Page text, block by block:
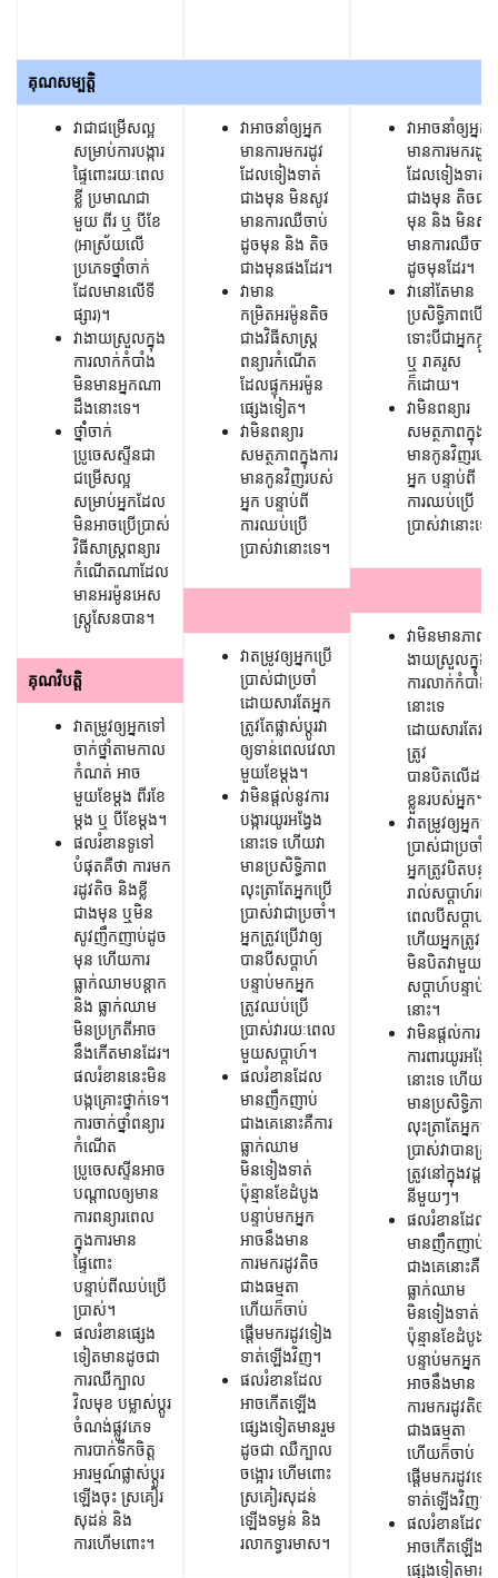
គុណសម្បត្តិ
វាជាជម្រើសល្អ
សម្រាប់ការបង្ការ
ផ្ទៃពោះរយៈពេល
ខ្លី ប្រមាណជា
មួយ ពីរ ឬ បីខែ
(អាស្រ័យលើ
ប្រភេទថ្នាំចាក់
ដែលមានលើទី
ផ្សារ)។
វាងាយស្រួលក្នុង
ការលាក់កំបាំង
មិនមានអ្នកណា
ដឹងនោះទេ។
ថ្នាំំចាក់
ប្រូចេសស្ទីន​ជា
ជម្រើសល្អ
សម្រាប់អ្នកដែល
មិនអាចប្រើប្រាស់
វិធីសាស្រ្តពន្យារ
កំណើតណាដែល
មានអរម៉ូនអេស
ស្រ្តូសែនបាន។
គុណវិបត្តិ
វាតម្រូវឲ្យអ្នកទៅ
ចាក់ថ្នាំតាមកាល
កំណត់ អាច
មួយខែម្តង ពីរខែ
ម្តង ឬ បីខែម្តង។
ផល​រំខាន​ទូទៅ​
បំផុត​គឺ​ថា ការ​មក​
រដូវ​តិច និង​ខ្លី
ជាងមុន ឬ​មិន
សូវញឹកញាប់ដូច​
មុន ហើយ​ការ​
ធ្លាក់ឈាមបន្តាក​
និង ធ្លាក់ឈាម
មិនប្រក្រតីអាច
នឹងកើតមានដែរ។
ផលរំខាននេះមិន
បង្កគ្រោះថ្នាក់ទេ។
ការចាក់ថ្នាំពន្យារ
កំណើត
ប្រូចេសស្ទីនអាច
បណ្តាលឲ្យមាន
ការពន្យារពេល
ក្នុងការមាន
ផ្ទៃពោះ
បន្ទាប់ពីឈប់ប្រើ
ប្រាស់។
ផលរំខានផ្សេង
ទៀតមានដូចជា
ការឈឺក្បាល
វិលមុខ បម្លាស់ប្តូរ
ចំណង់ផ្លូវភេទ
ការបាក់ទឹកចិត្ត
អារម្មណ៍ផ្លាស់ប្តូរ
ឡើងចុះ ស្រគៀរ
សុដន់ និង
ការហើមពោះ។
វាអាចនាំឲ្យអ្នក
មានការមករដូវ
ដែលទៀងទាត់
ជាងមុន មិនសូវ
មានការឈឺចាប់
ដូចមុន និង តិច
ជាងមុនផងដែរ។
វាមាន
កម្រិតអរម៉ូនតិច
ជាងវិធីសាស្រ្ត
ពន្យារកំណើត
ដែលផ្ទុកអរម៉ូន
ផ្សេងទៀត។
វាមិនពន្យារ
សមត្ថភាពក្នុងការ
មានកូនវិញរបស់
អ្នក បន្ទាប់ពី
ការឈប់ប្រើ
ប្រាស់វានោះទេ។
វាតម្រូវឲ្យអ្នកប្រើ
ប្រាស់ជាប្រចាំ
ដោយសារតែអ្នក
ត្រូវតែផ្លាស់ប្តូរវា
ឲ្យទាន់ពេលវេលា
មួយខែម្តង។
វាមិនផ្តល់នូវការ
បង្ការយូរអង្វែង
នោះទេ ហើយវា
មានប្រសិទ្ធិភាព
លុះត្រាតែអ្នកប្រើ
ប្រាស់វាជាប្រចាំ។
អ្នកត្រូវប្រើវាឲ្យ
បានបីសប្តាហ៍
បន្ទាប់មកអ្នក
ត្រូវឈប់ប្រើ
ប្រាស់វារយៈពេល
មួយសប្តាហ៍។
ផលរំខានដែល
មានញឹកញាប់
ជាងគេនោះគឺការ
ធ្លាក់ឈាម
មិនទៀងទាត់
ប៉ុន្មានខែដំបូង
បន្ទាប់មកអ្នក
អាចនឹងមាន
ការមករដូវតិច
ជាងធម្មតា
ហើយក៏ចាប់
ផ្តើមមករដូវទៀង
ទាត់ឡើងវិញ។
ផលរំខានដែល
អាចកើតឡើង
ផ្សេងទៀតមានរួម
ដូចជា ឈឺក្បាល
ចង្អោរ ហើមពោះ
ស្រគៀរសុដន់
ឡើងទម្ងន់ និង
រលាកទ្វារមាស។
វាអាចនាំឲ្យអ្នក
មានការមករដូវ
ដែលទៀងទាត់
ជាងមុន តិចជា
មុន និង មិនសូវ
មានការឈឺចាប់
ដូចមុនដែរ។
វានៅតែមាន
ប្រសិទ្ធិភាពបើ
ទោះបីជាអ្នកក្អួត
ឬ រាគរូស
ក៏ដោយ។
វាមិនពន្យារ
សមត្ថភាពក្នុងក
មានកូនវិញរប
អ្នក បន្ទាប់ពី
ការឈប់ប្រើ
ប្រាស់វានោះទេ។
វាមិនមានភាព
ងាយស្រួលក្នុង
ការលាក់កំបាំង
នោះទេ
ដោយសារតែវា
ត្រូវ
បានបិតលើដង
ខ្លួនរបស់អ្នក។
វាតម្រូវឲ្យអ្នកប្រើ
ប្រាស់ជាប្រចាំ។
អ្នកត្រូវបិតបន្ទះ
រាល់សប្តាហ៍រយៈ
ពេលបីសប្តាហ៍
ហើយអ្នកត្រូវ
មិនបិតវាមួយ
សប្តាហ៍បន្ទាប់ពី
នោះ។
វាមិនផ្តល់ការ
ការពារយូរអង្វែង
នោះទេ ហើយវា
មានប្រសិទ្ធិភាព
លុះត្រាតែអ្នកប្រើ
ប្រាស់វាបានត្រឹម
ត្រូវនៅក្នុងវដ្តរដូ
នីមួយៗ។
ផលរំខានដែល
មានញឹកញាប់
ជាងគេនោះគឺការ
ធ្លាក់ឈាម
មិនទៀងទាត់
ប៉ុន្មានខែដំបូង
បន្ទាប់មកអ្នក
អាចនឹងមាន
ការមករដូវតិច
ជាងធម្មតា
ហើយក៏ចាប់
ផ្តើមមករដូវទៀង
ទាត់ឡើងវិញ។
ផលរំខានដែល
អាចកើតឡើង
ផ្សេងទៀតមានរួ